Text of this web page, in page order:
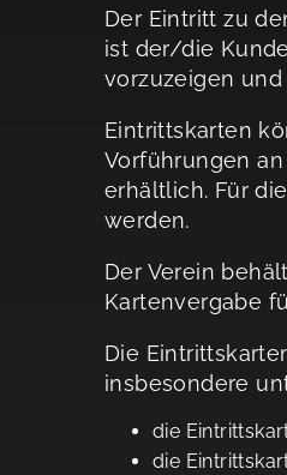
Der Eintritt zu
ist der/die
vorzuzeigen
Eintrittskarten
Vorführungen
erhältlich. Für
werden.
Der Verein
Kartenvergabe
Die
insbesondere
die
die